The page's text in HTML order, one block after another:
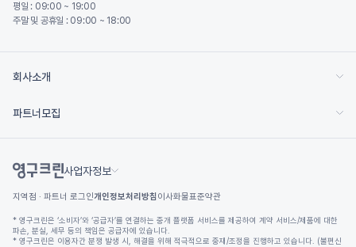
평일 : 09:00 ~ 19:00
주말 및 공휴일 : 09:00 ~ 18:00
회사소개
파트너모집
사업자정보
지역점 · 파트너 로그인개인정보처리방침 이사화물표준약관
* 영구크린은 ‘소비자’와 ‘공급자’를 연결하는 중개 플랫폼 서비스를 제공하여 계약 서비스/제품에 대한
파손, 분실, 세무 등의 책임은 공급자에 있습니다.
* 영구크린은 이용자간 분쟁 발생 시, 해결을 위해 적극적으로 중재/조정을 진행하고 있습니다. (불편신